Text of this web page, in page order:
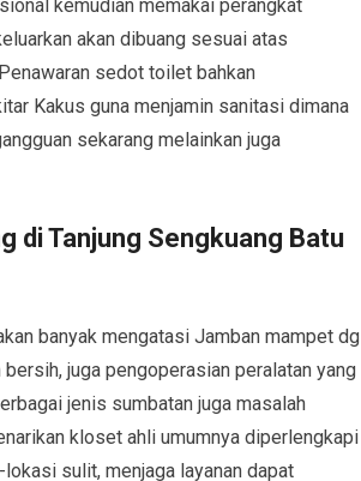
kemudian memakai perangkat
akan dibuang sesuai atas
sedot toilet bahkan
Kakus guna menjamin sanitasi dimana
sekarang melainkan juga
di Tanjung Sengkuang Batu
banyak mengatasi Jamban mampet dg
juga pengoperasian peralatan yang
jenis sumbatan juga masalah
kloset ahli umumnya diperlengkapi
sulit, menjaga layanan dapat